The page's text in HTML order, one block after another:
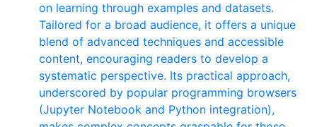
on learning through examples and datasets.
Tailored for a broad audience, it offers a unique
blend of advanced techniques and accessible
content, encouraging readers to develop a
systematic perspective. Its practical approach,
underscored by popular programming browsers
(Jupyter Notebook and Python integration),